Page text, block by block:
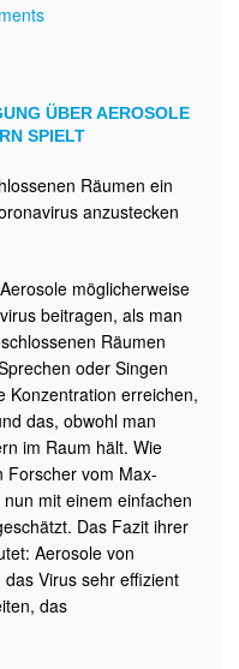
ÜBER AEROSOLE
SPIELT
Räumen ein
anzustecken
möglicherweise
beitragen, als man
Räumen
oder Singen
Konzentration erreichen,
das, obwohl man
im Raum hält. Wie
Forscher vom Max-
mit einem einfachen
Das Fazit ihrer
Aerosole von
Virus sehr effizient
das